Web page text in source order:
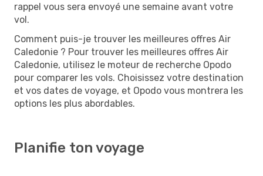
rappel vous sera envoyé une semaine avant votre
vol.
Comment puis-je trouver les meilleures offres Air
Caledonie ? Pour trouver les meilleures offres Air
Caledonie, utilisez le moteur de recherche Opodo
pour comparer les vols. Choisissez votre destination
et vos dates de voyage, et Opodo vous montrera les
options les plus abordables.
Planifie ton voyage